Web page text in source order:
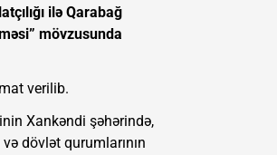
ilə Qarabağ
mövzusunda
verilib.
Xankəndi şəhərində,
dövlət qurumlarının